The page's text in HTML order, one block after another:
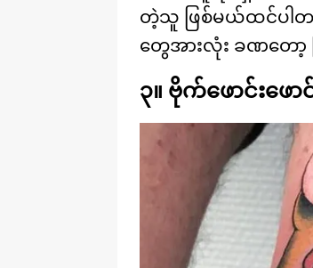
တဲ့သူ ဖြစ်မယ်ထင်ပါ
တွေအားလုံး ခဏတော့ ပ
၃။ ဗိုက်ဖောင်းဖောင်